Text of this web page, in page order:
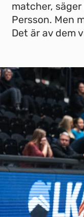
matcher,
Persson. Men
Det är av dem